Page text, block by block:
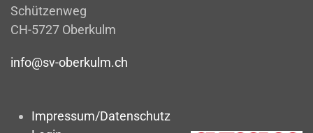
Schützenweg
CH-5727 Oberkulm
info@sv-oberkulm.ch
Impressum/Datenschutz